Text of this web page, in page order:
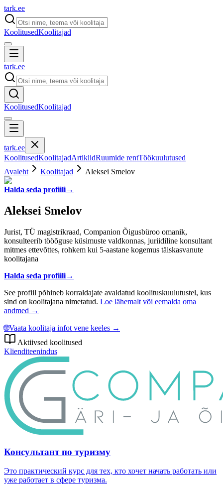
tark.ee
KoolitusedKoolitajad
tark.ee
KoolitusedKoolitajad
tark.ee
KoolitusedKoolitajadArtiklidRuumide rentTöökuulutused
Avaleht
Koolitajad Aleksei Smelov
Halda seda profiili→
Aleksei Smelov
Jurist, TÜ magistrikraad, Companion Õigusbüroo omanik,
konsulteerib tööõguse küsimuste valdkonnas, juriidiline konsultant
mitmes ettevõttes, rohkem kui 5-aastane kogemus täiskasvanute
koolitajana
Halda seda profiili→
See profiil põhineb korraldajate avaldatud koolituskuulutustel, kus
sind on koolitajana nimetatud. Loe lähemalt või eemalda oma
andmed →
🌐Vaata koolitaja infot vene keeles →
Aktiivsed koolitused
Klienditeenindus
Консультант по туризму
Это практический курс для тех, кто хочет начать работать или
уже работает в сфере туризма.